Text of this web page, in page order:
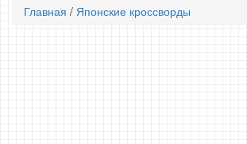
Главная / Японские кроссворды